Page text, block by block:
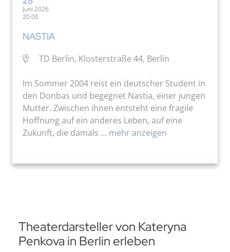
Juni 2026
20:00
NASTIA
TD Berlin, Klosterstraße 44, Berlin
Im Sommer 2004 reist ein deutscher Student in
den Donbas und begegnet Nastia, einer jungen
Mutter. Zwischen ihnen entsteht eine fragile
Hoffnung auf ein anderes Leben, auf eine
Zukunft, die damals ... mehr anzeigen
Theaterdarsteller von Kateryna
Penkova in Berlin erleben